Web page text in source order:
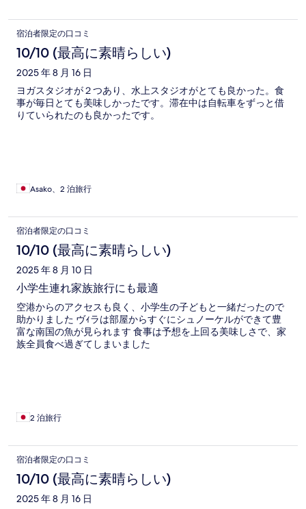
う。 無料でシュノーケルセットも借りれたし、ピークシーズン
であったが、プールサイドのカバナの数には余裕があり、いつ
行ってもすぐに確保する事ができた。 プールの水温も高く、長
時間利用してしまった。 朝食の種類はそんなに品数はないが、
毎日変わるので飽きない。 我が家は3泊したが、本当にこじん
まりしたリゾートなので、それ以上連泊する方は、もう少し施
設が大きくてアクティビディが盛んだったりするリゾートか、
リゾートをはしごして数軒のリゾートを楽しむのが良いと思っ
た。 後はやっぱりスピードボートの送迎代は宿泊費用に入って
宿泊者限定の口コミ
10/10 (最高に素晴らしい)
2025 年 8 月 16 日
ヨガスタジオが２つあり、水上スタジオがとても良かった。食
事が毎日とても美味しかったです。滞在中は自転車をずっと借
りていられたのも良かったです。
Asako、2 泊旅行
宿泊者限定の口コミ
10/10 (最高に素晴らしい)
2025 年 8 月 10 日
小学生連れ家族旅行にも最適
空港からのアクセスも良く、小学生の子どもと一緒だったので
助かりました ヴｨラは部屋からすぐにシュノーケルができて豊
富な南国の魚が見られます 食事は予想を上回る美味しさで、家
族全員食べ過ぎてしまいました
2 泊旅行
宿泊者限定の口コミ
10/10 (最高に素晴らしい)
2025 年 8 月 16 日